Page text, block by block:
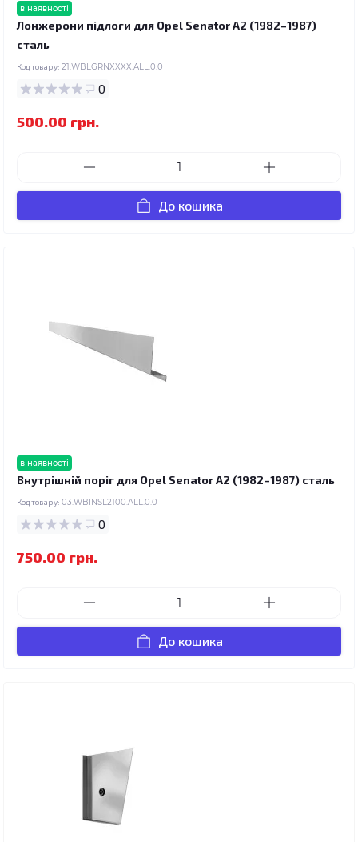
в наявності
Лонжерони підлоги для Opel Senator A2 (1982–1987)
сталь
Код товару: 21.WBLGRNXXXX.ALL.0.0
0
500.00 грн.
До кошика
в наявності
Внутрішній поріг для Opel Senator A2 (1982–1987) сталь
Код товару: 03.WBINSL2100.ALL.0.0
0
750.00 грн.
До кошика